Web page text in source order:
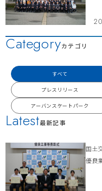
Latest最新記事
国土
優良
Categoryカテゴリ
すべて
プレスリリース
アーバンスケートパーク